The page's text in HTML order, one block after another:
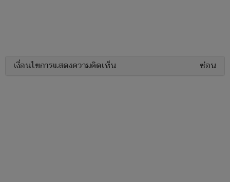
เงื่อนไขการแสดงความคิดเห็น ซ่อน